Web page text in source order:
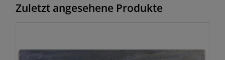
Zuletzt angesehene Produkte